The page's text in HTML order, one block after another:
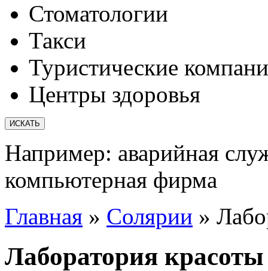
Стоматологии
Такси
Туристические
Центры здоровья
Например: аварийная
компьютерная фирма
Главная » Солярии »
Лаборатория красоты